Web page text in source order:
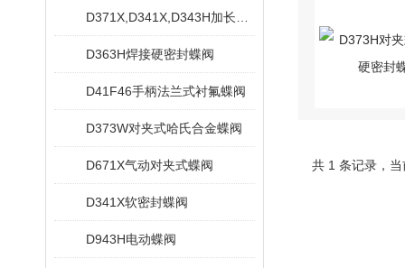
D363H焊接硬密封蝶阀
D41F46手柄法兰式衬氟蝶阀
D373W对夹式哈氏合金蝶阀
D671X气动对夹式蝶阀
D341X软密封蝶阀
D943H电动蝶阀
共 1 条记录，